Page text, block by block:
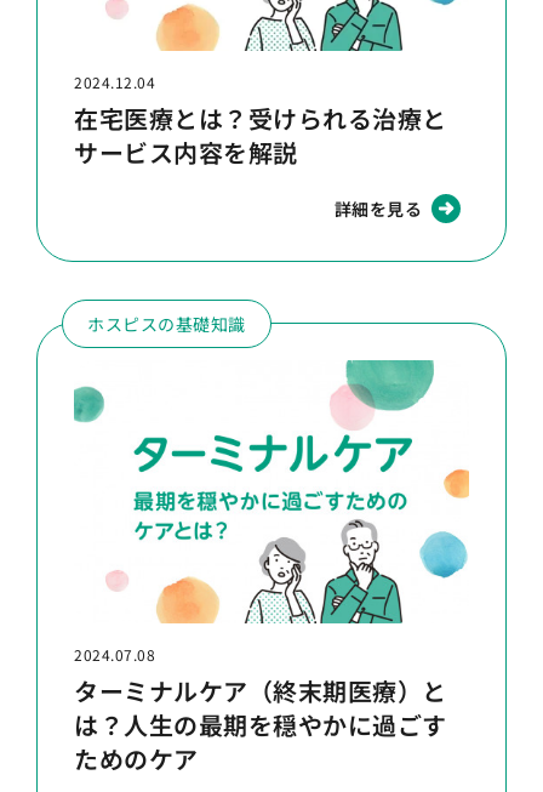
2024.12.04
在宅医療とは？受けられる治療と
サービス内容を解説
詳細を見る
ホスピスの基礎知識
2024.07.08
ターミナルケア（終末期医療）と
は？人生の最期を穏やかに過ごす
ためのケア